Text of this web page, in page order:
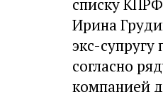
Ирина
экс-
согласно
компанией